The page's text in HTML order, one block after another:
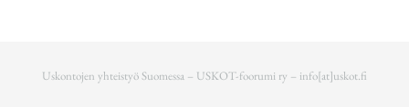
Uskontojen yhteistyö Suomessa – USKOT-foorumi ry – info[at]uskot.fi